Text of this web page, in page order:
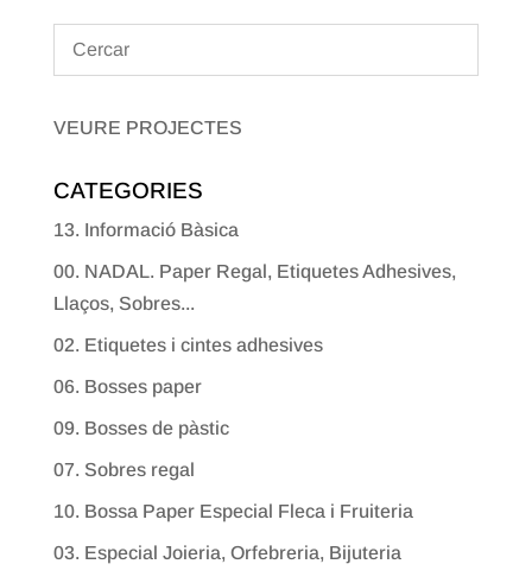
VEURE PROJECTES
CATEGORIES
13. Informació Bàsica
00. NADAL. Paper Regal, Etiquetes Adhesives,
Llaços, Sobres...
02. Etiquetes i cintes adhesives
06. Bosses paper
09. Bosses de pàstic
07. Sobres regal
10. Bossa Paper Especial Fleca i Fruiteria
03. Especial Joieria, Orfebreria, Bijuteria